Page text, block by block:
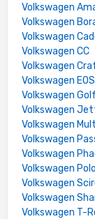
Volkswagen
Volkswagen
Volkswagen
Volkswagen CC
Volkswagen
Volkswagen EOS
Volkswagen Golf
Volkswagen
Volkswagen
Volkswagen
Volkswagen
Volkswagen Polo
Volkswagen
Volkswagen
Volkswagen T-